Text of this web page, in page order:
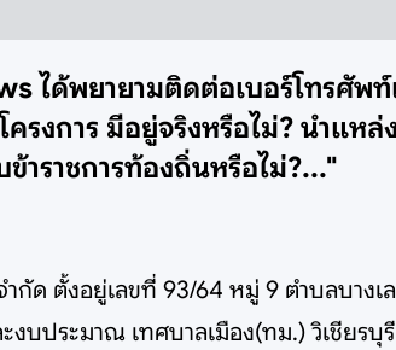
ได้พยายามติดต่อเบอร์โทรศัพ
รงการ มีอยู่จริงหรือไม่? นำแห
าราชการท้องถิ่นหรือไม่?..."
กัด ตั้งอยู่เลขที่ 93/64 หมู่ 9 ตำบลบา
บประมาณ เทศบาลเมือง(ทม.) วิเชียร